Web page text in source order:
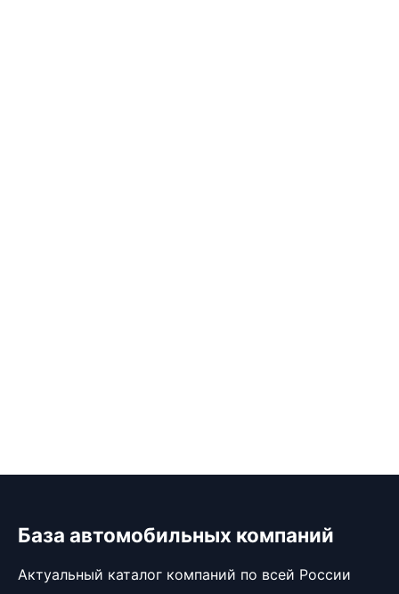
База автомобильных компаний
Актуальный каталог компаний по всей России